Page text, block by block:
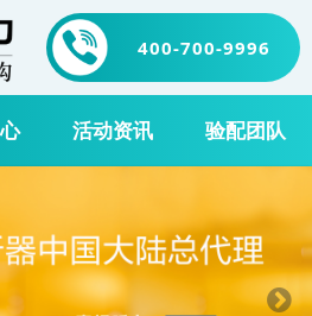
400-700-9996
活动资讯 验配团队